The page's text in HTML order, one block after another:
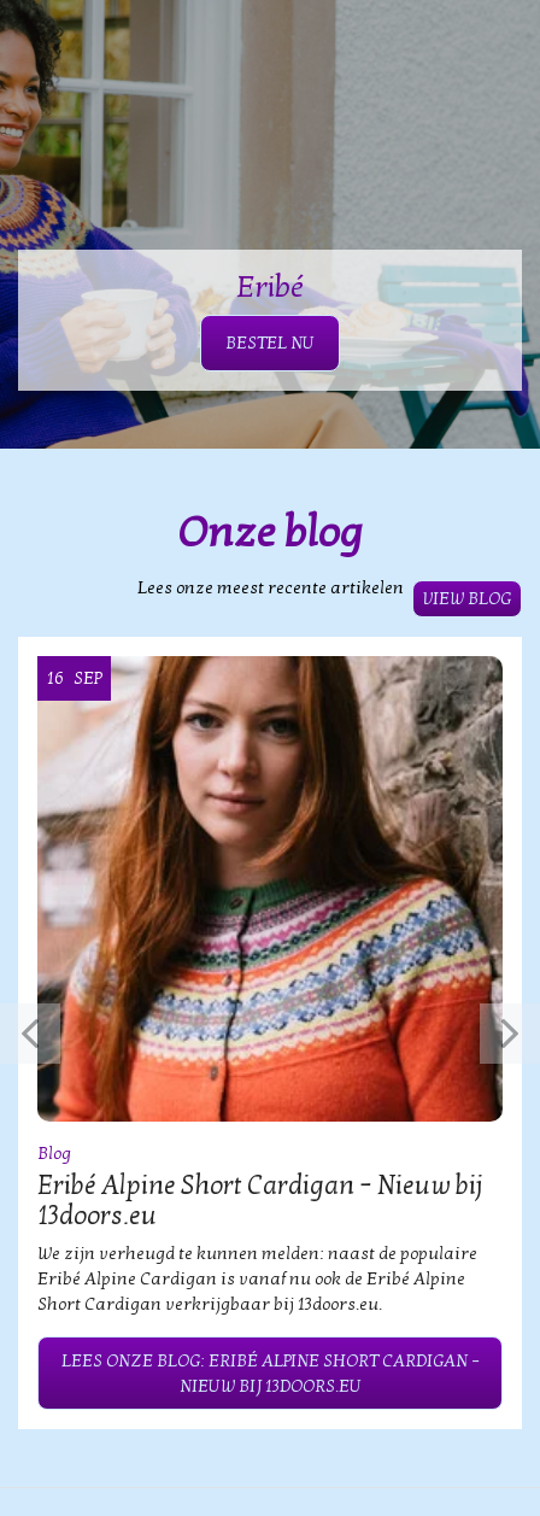
Eribé
BESTEL NU
Onze blog
Lees onze meest recente artikelen
VIEW BLOG
16 SEP
Blog
Eribé Alpine Short Cardigan – Nieuw bij
13doors.eu
We zijn verheugd te kunnen melden: naast de populaire
Eribé Alpine Cardigan is vanaf nu ook de Eribé Alpine
Short Cardigan verkrijgbaar bij 13doors.eu.
LEES ONZE BLOG: ERIBÉ ALPINE SHORT CARDIGAN –
NIEUW BIJ 13DOORS.EU